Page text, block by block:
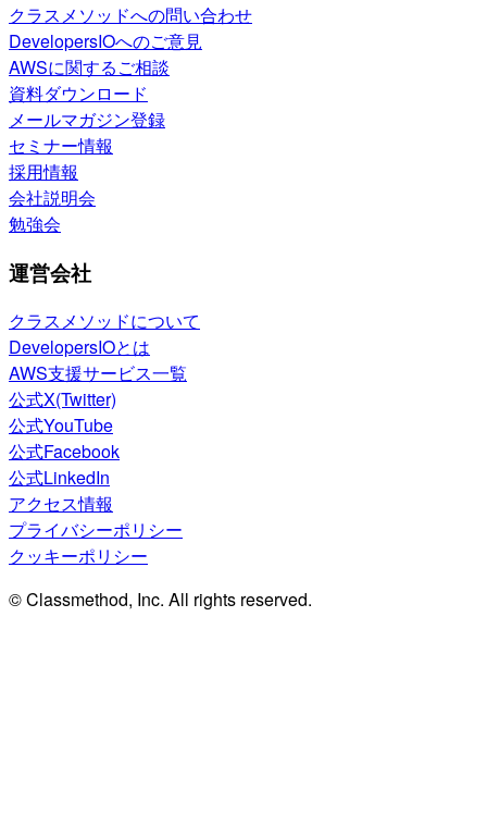
クラスメソッドへの問い合わせ
DevelopersIOへのご意見
AWSに関するご相談
資料ダウンロード
メールマガジン登録
セミナー情報
採用情報
会社説明会
勉強会
運営会社
クラスメソッドについて
DevelopersIOとは
AWS支援サービス一覧
公式X(Twitter)
公式YouTube
公式Facebook
公式LinkedIn
アクセス情報
プライバシーポリシー
クッキーポリシー
© Classmethod, Inc. All rights reserved.